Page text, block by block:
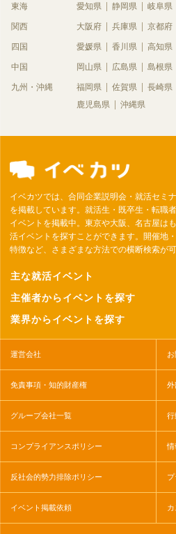
東海 愛知県 静岡県 岐阜県
関西 大阪府 兵庫県 京都府
四国 愛媛県 香川県 高知県
中国 岡山県 広島県 島根県
九州・沖縄 福岡県 佐賀県 長崎県
鹿児島県
沖縄県
イベカツでは、合同企業説明会・就活セミ
を掲載しています。就活生・既卒生・転職
イベントを掲載中。東京や大阪、名古屋は
活イベントを探すことができます。開催地
特徴など、さまざまな方法での横断検索が可
主な就活イベント
主催者からイベントを探す
業界からイベントを探す
運営会社
免責事項・知的財産権 外
グループ会社一覧 行
コンプライアンスポリシー 情
反社会的勢力排除ポリシー
イベント掲載依頼